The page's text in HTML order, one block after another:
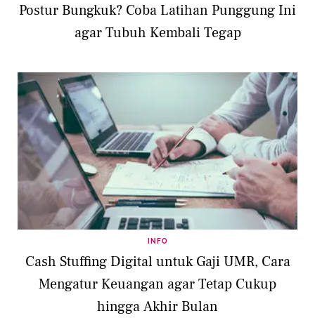
Postur Bungkuk? Coba Latihan Punggung Ini
agar Tubuh Kembali Tegap
INFO
Cash Stuffing Digital untuk Gaji UMR, Cara
Mengatur Keuangan agar Tetap Cukup
hingga Akhir Bulan